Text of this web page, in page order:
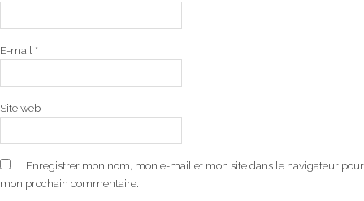
E-mail *
Site web
Enregistrer mon nom, mon e-mail et mon site dans le navigateur pour
mon prochain commentaire.